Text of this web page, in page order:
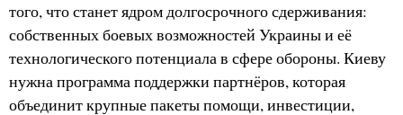
того, что станет ядром долгосрочного сдерживания:
собственных боевых возможностей Украины и её
технологического потенциала в сфере обороны. Киеву
нужна программа поддержки партнёров, которая
объединит крупные пакеты помощи, инвестиции,